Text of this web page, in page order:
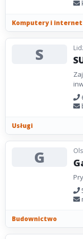
Komputery i internet
S
Usługi
G
Budownictwo